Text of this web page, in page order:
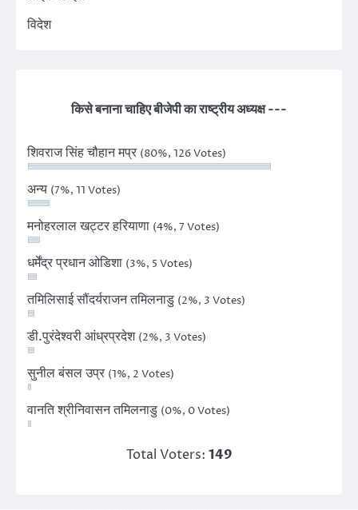
विदेश
किसे बनाना चाहिए बीजेपी का राष्ट्रीय अध्यक्ष ---
शिवराज सिंह चौहान मप्र (80%, 126 Votes)
अन्य (7%, 11 Votes)
मनोहरलाल खट्टर हरियाणा (4%, 7 Votes)
धर्मेंद्र प्रधान ओडिशा (3%, 5 Votes)
तमिलिसाई सौंदर्यराजन तमिलनाडु (2%, 3 Votes)
डी.पुरंदेश्वरी आंध्रप्रदेश (2%, 3 Votes)
सुनील बंसल उप्र (1%, 2 Votes)
वानति श्रीनिवासन तमिलनाडु (0%, 0 Votes)
Total Voters: 149